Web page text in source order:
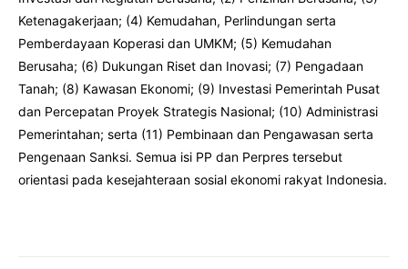
Ketenagakerjaan; (4) Kemudahan, Perlindungan serta
Pemberdayaan Koperasi dan UMKM; (5) Kemudahan
Berusaha; (6) Dukungan Riset dan Inovasi; (7) Pengadaan
Tanah; (8) Kawasan Ekonomi; (9) Investasi Pemerintah Pusat
dan Percepatan Proyek Strategis Nasional; (10) Administrasi
Pemerintahan; serta (11) Pembinaan dan Pengawasan serta
Pengenaan Sanksi. Semua isi PP dan Perpres tersebut
orientasi pada kesejahteraan sosial ekonomi rakyat Indonesia.